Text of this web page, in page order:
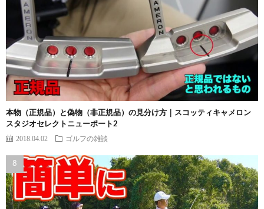
本物（正規品）と偽物（非正規品）の見分け方｜スコッティキャメロン
スタジオセレクトニューポート2
2018.04.02 ゴルフの雑談